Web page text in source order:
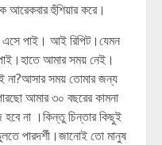
আরেকবার হুঁশিয়ার করে।
এসে পাই। আই রিপিট।যেমন
আমার সময় নেই।
না?আসার সময় তোমার জন্য
আমার ৩০ বছরের কামনা
না ।কিন্তু চিন্তার কিছুই
পারদর্শী।জানোই তো মানুষ